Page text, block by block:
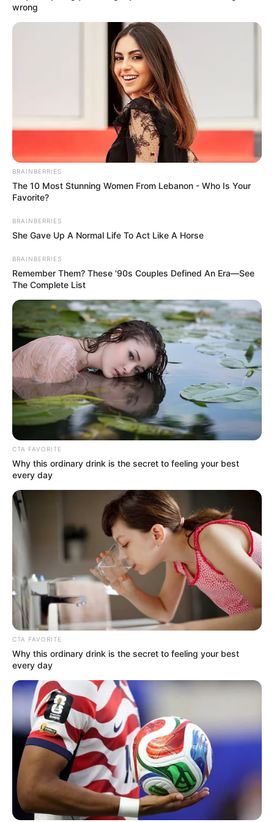
ΣΠΑΜΕ ΤΟ ΜΑΤΡΙΞ – ΤΟ ΒΙΒΛΙΟ
wrong
BRAINBERRIES
The 10 Most Stunning Women From Lebanon - Who Is Your
Favorite?
BRAINBERRIES
She Gave Up A Normal Life To Act Like A Horse
BRAINBERRIES
Remember Them? These '90s Couples Defined An Era—See
The Complete List
CTA FAVORITE
Why this ordinary drink is the secret to feeling your best
every day
CTA FAVORITE
Why this ordinary drink is the secret to feeling your best
every day